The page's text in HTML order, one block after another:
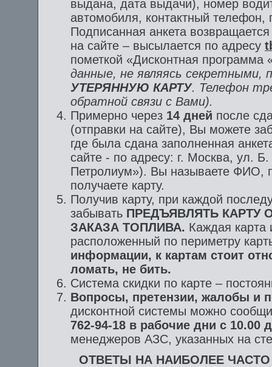
выдана, дата выдачи), номер
автомобиля, контактный
Подписанная анкета
на сайте – высылается по адресу
пометкой «Дисконтная программа
данные, не являясь секретными,
УТЕРЯННУЮ КАРТУ. Телефон
обратной связи с Вами).
Примерно через 14 дней после
(отправки на сайте), Вы можете
где была сдана заполненная
сайте - по адресу: г. Москва, ул.
Петролиум»). Вы называете ФИО,
получаете карту.
Получив карту, при каждой
забывать ПРЕДЪЯВЛЯТЬ КАРТУ
ЗАКАЗА ТОПЛИВА. Каждая
расположенный по периметру
информации, к картам стоит
ломать, не бить.
Система скидки по карте –
Вопросы, претензии, жалобы и
дисконтной системы можно
762-94-18 в рабочие дни с 10.00
менеджеров АЗС, указанных на
ОТВЕТЫ НА НАИБОЛЕЕ